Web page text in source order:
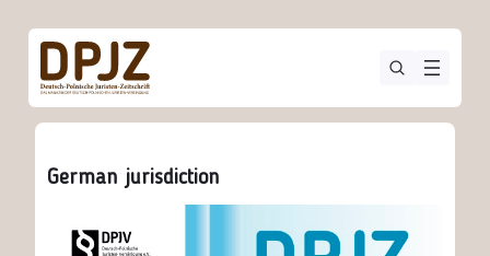
German jurisdiction